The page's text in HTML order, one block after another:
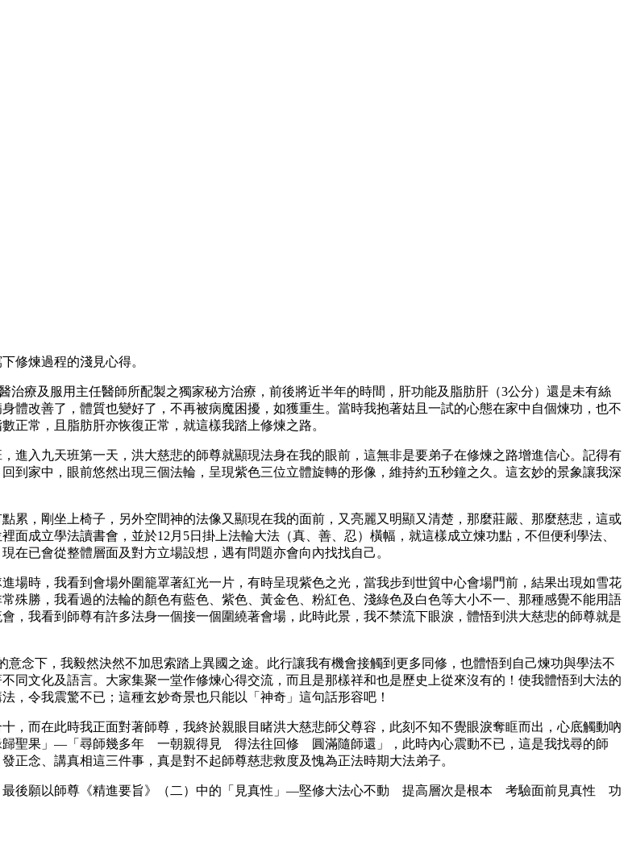
修煉過程的淺見心得。
療及服用主任醫師所配製之獨家秘方治療，前後將近半年的時間，肝功能及脂肪肝（3公分）還是未有絲
體改善了，體質也變好了，不再被病魔困擾，如獲重生。當時我抱著姑且一試的心態在家中自個煉功，也不
正常，且脂肪肝亦恢復正常，就這樣我踏上修煉之路。
進入九天班第一天，洪大慈悲的師尊就顯現法身在我的眼前，這無非是要弟子在修煉之路增進信心。記得有
到家中，眼前悠然出現三個法輪，呈現紫色三位立體旋轉的形像，維持約五秒鐘之久。這玄妙的景象讓我深
累，剛坐上椅子，另外空間神的法像又顯現在我的面前，又亮麗又明顯又清楚，那麼莊嚴、那麼慈悲，這或
成立學法讀書會，並於12月5日掛上法輪大法（真、善、忍）橫幅，就這樣成立煉功點，不但便利學法、
在已會從整體層面及對方立場設想，遇有問題亦會向內找找自己。
場時，我看到會場外圍籠罩著紅光一片，有時呈現紫色之光，當我步到世貿中心會場門前，結果出現如雪花
殊勝，我看過的法輪的顏色有藍色、紫色、黃金色、粉紅色、淺綠色及白色等大小不一、那種感覺不能用語
，我看到師尊有許多法身一個接一個圍繞著會場，此時此景，我不禁流下眼淚，體悟到洪大慈悲的師尊就是
念下，我毅然決然不加思索踏上異國之途。此行讓我有機會接觸到更多同修，也體悟到自己煉功與學法不
同文化及語言。大家集聚一堂作修煉心得交流，而且是那樣祥和也是歷史上從來沒有的！使我體悟到大法的
，令我震驚不已；這種玄妙奇景也只能以「神奇」這句話形容吧！
，而在此時我正面對著師尊，我終於親眼目睹洪大慈悲師父尊容，此刻不知不覺眼淚奪眶而出，心底觸動吶
歸聖果」―「尋師幾多年 一朝親得見 得法往回修 圓滿隨師還」，此時內心震動不已，這是我找尋的師
念、講真相這三件事，真是對不起師尊慈悲救度及愧為正法時期大法弟子。
最後願以師尊《精進要旨》（二）中的「見真性」―堅修大法心不動 提高層次是根本 考驗面前見真性 功